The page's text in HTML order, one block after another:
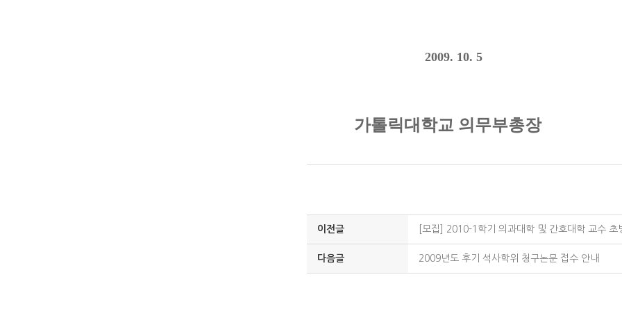
2009. 10. 5
가톨릭대학교 의무부총장
이전글 [모집] 2010-1학기 의과대학 및 간호대학 교수 초
다음글 2009년도 후기 석사학위 청구논문 접수 안내